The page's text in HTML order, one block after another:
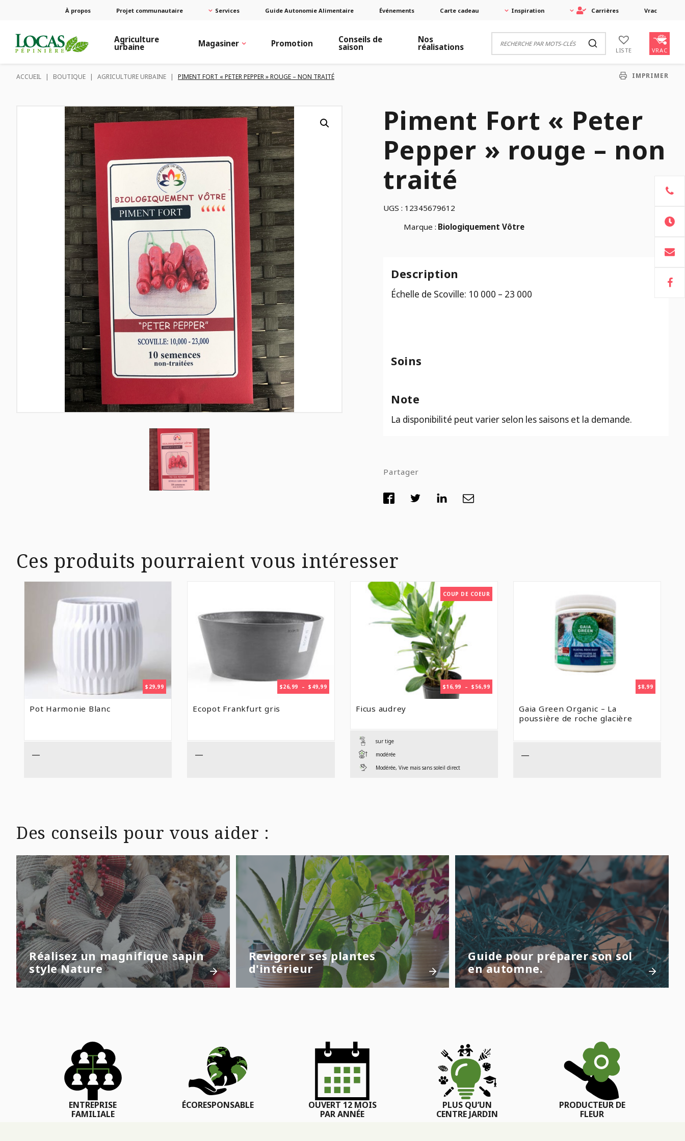
À propos Projet communautaire Services Guide Autonomie Alimentaire Événements Carte cadeau Inspiration Carrières Vrac
Agriculture
urbaine Magasiner Promotion Conseils de
saison
Nos
réalisations LISTE VRAC
ACCUEIL | BOUTIQUE | AGRICULTURE URBAINE | PIMENT FORT « PETER PEPPER » ROUGE – NON TRAITÉ IMPRIMER
Piment Fort « Peter
Pepper » rouge – non
traité
UGS : 12345679612
Marque : Biologiquement Vôtre
Description
Échelle de Scoville: 10 000 – 23 000
Soins
Note
La disponibilité peut varier selon les saisons et la demande.
Partager
Ces produits pourraient vous intéresser
$ 29,99
Pot Harmonie Blanc
—
$26,99 – $ 49,99PLAGE
DE
Ecopot Frankfurt gris
—
COUP DE COEUR
$16,99 – $ 56,99PLAGE
DE
Ficus audrey
sur tige
modérée
Modérée, Vive mais sans soleil direct
$8,99
Gaia Green Organic – La
poussière de roche glacière
—
Des conseils pour vous aider :
Réalisez un magnifique sapin
style Nature
Revigorer ses plantes
d'intérieur
Guide pour préparer son sol
en automne.
ENTREPRISE
FAMILIALE
ÉCORESPONSABLE
OUVERT 12 MOIS
PAR ANNÉE
PLUS QU’UN
CENTRE JARDIN
PRODUCTEUR DE
FLEUR